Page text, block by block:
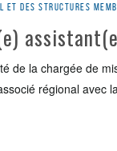
et des structures
de la chargée de
régional avec